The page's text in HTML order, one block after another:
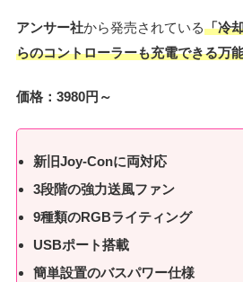
アンサー社から発売されている「冷
らのコントローラーも充電できる万
価格：3980円～
新旧Joy-Conに両対応
3段階の強力送風ファン
9種類のRGBライティング
USBポート搭載
簡単設置のバスパワー仕様